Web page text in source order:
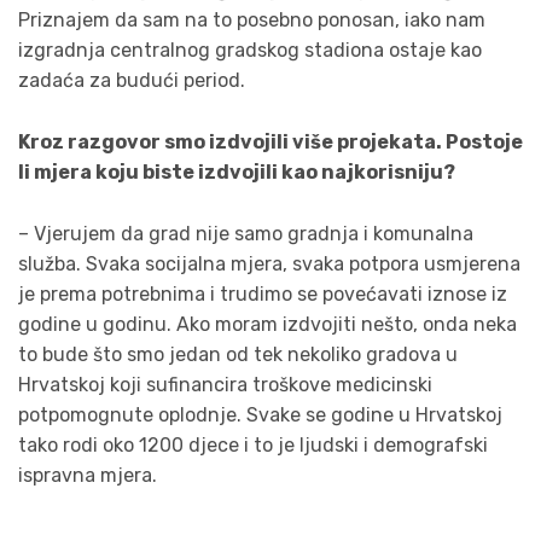
Priznajem da sam na to posebno ponosan, iako nam
izgradnja centralnog gradskog stadiona ostaje kao
zadaća za budući period.
Kroz razgovor smo izdvojili više projekata. Postoje
li mjera koju biste izdvojili kao najkorisniju?
– Vjerujem da grad nije samo gradnja i komunalna
služba. Svaka socijalna mjera, svaka potpora usmjerena
je prema potrebnima i trudimo se povećavati iznose iz
godine u godinu. Ako moram izdvojiti nešto, onda neka
to bude što smo jedan od tek nekoliko gradova u
Hrvatskoj koji sufinancira troškove medicinski
potpomognute oplodnje. Svake se godine u Hrvatskoj
tako rodi oko 1200 djece i to je ljudski i demografski
ispravna mjera.